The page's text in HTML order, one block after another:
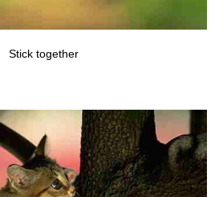
Stick together